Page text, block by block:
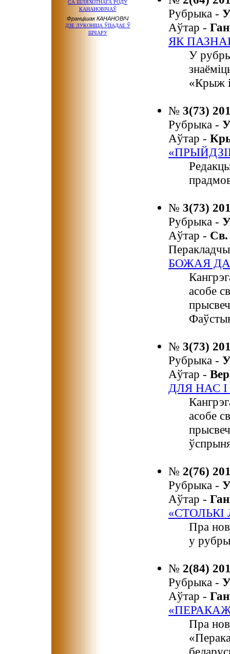
СА ШЛЯХОТНАГА РОДУ
КАНАНОВІЧАЎ
Францішак КАНАНОВІЧ
ДЗЕ ЛУКОНІЦА ЎПАДАЕ Ў
ШЧАРУ
Рубрыка -
Аўтар -
ЯК
У
«Крыж
№ 3(73)
Рубрыка -
Аўтар -
№ 3(73)
Рубрыка -
Аўтар -
БОЖАЯ
асобе
№ 3(73)
Рубрыка -
Аўтар -
ДЛЯ НАС
асобе
№ 2(76)
Рубрыка -
Аўтар -
Пра
у
№ 2(84)
Рубрыка -
Аўтар -
Пра